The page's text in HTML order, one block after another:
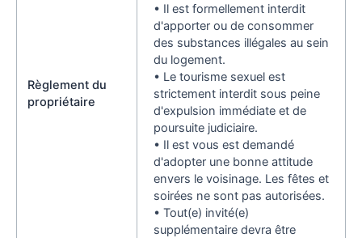
Règlement du
propriétaire
• Il est formellement interdit
d'apporter ou de consommer
des substances illégales au sein
du logement.
• Le tourisme sexuel est
strictement interdit sous peine
d'expulsion immédiate et de
poursuite judiciaire.
• Il est vous est demandé
d'adopter une bonne attitude
envers le voisinage. Les fêtes et
soirées ne sont pas autorisées.
• Tout(e) invité(e)
supplémentaire devra être